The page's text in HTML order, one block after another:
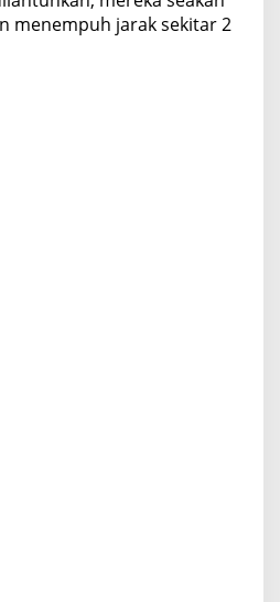
menempuh jarak sekitar 2